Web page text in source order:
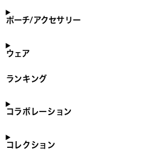
ポーチ/アクセサリー
ウェア
ランキング
コラボレーション
コレクション